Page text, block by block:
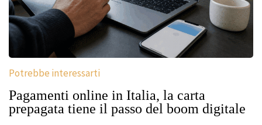
Potrebbe interessarti
Pagamenti online in Italia, la carta
prepagata tiene il passo del boom digitale